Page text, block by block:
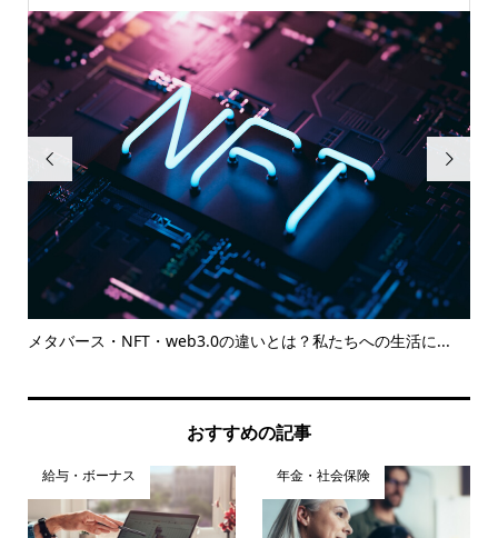

メタバース・NFT・web3.0の違いとは？私たちへの生活に...

おすすめの記事
給与・ボーナス 年金・社会保険